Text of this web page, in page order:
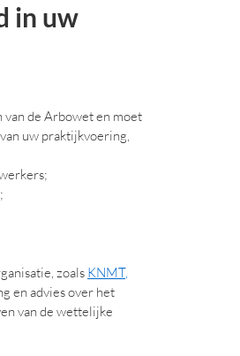
in uw
van de Arbowet en moet
uw praktijkvoering,
zoals KNMT,
en advies over het
van de wettelijke